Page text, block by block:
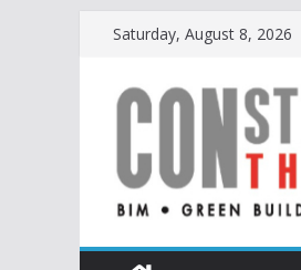
Skip
content
Saturday, August 8, 2026